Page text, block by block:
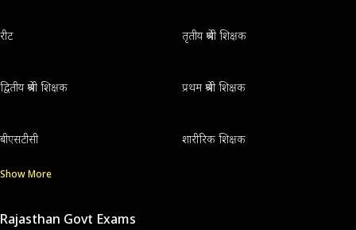
रीट तृतीय श्रेणी शिक्षक
द्वितीय श्रेणी शिक्षक प्रथम श्रेणी शिक्षक
बीएसटीसी शारीरिक शिक्षक
Show More
Rajasthan Govt Exams